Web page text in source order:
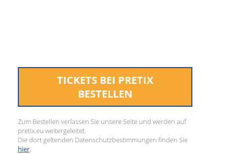
TICKETS BEI PRETIX
BESTELLEN
Zum Bestellen verlassen Sie unsere Seite und werden auf
pretix.eu weitergeleitet.
Die dort geltenden Datenschutzbestimmungen finden Sie
hier.